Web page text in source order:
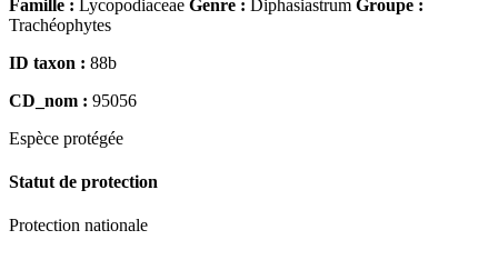
Famille : Lycopodiaceae Genre : Diphasiastrum Groupe :
Trachéophytes
ID taxon : 88b
CD_nom : 95056
Espèce protégée
Statut de protection
Protection nationale